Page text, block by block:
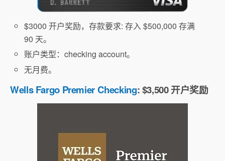
$3000 开户奖励，存款要求: 存入 $500,000 存满
90 天。
账户类型：checking account。
无月费。
Wells Fargo Premier Checking: $3,500 开户奖励